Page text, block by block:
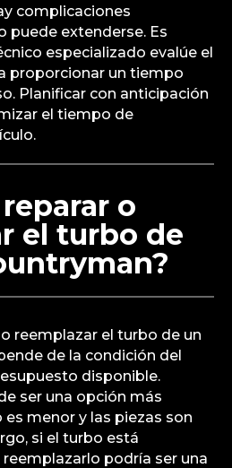
complicaciones
puede extenderse. Es
especializado evalúe el
proporcionar un tiempo
Planificar con anticipación
el tiempo de
o
el turbo de
reemplazar el turbo de un
de la condición del
disponible.
ser una opción más
menor y las piezas son
si el turbo está
podría ser una